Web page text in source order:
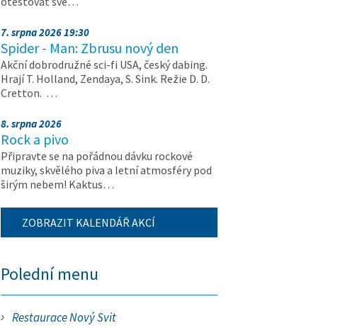
7. srpna 2026 19:30
Spider - Man: Zbrusu nový den
Akční dobrodružné sci-fi USA, český dabing.
Hrají T. Holland, Zendaya, S. Sink. Režie D. D.
Cretton. …
8. srpna 2026
Rock a pivo
Připravte se na pořádnou dávku rockové
muziky, skvělého piva a letní atmosféry pod
širým nebem! Kaktus…
ZOBRAZIT KALENDÁŘ AKCÍ
Polední menu
Restaurace Nový Svit